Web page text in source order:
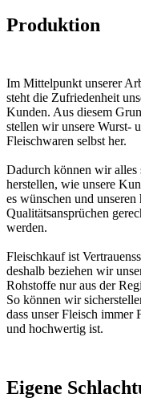
Produktion
Im Mittelpunkt unserer
steht die Zufriedenheit
Kunden. Aus diesem
stellen wir unsere Wurst-
Fleischwaren selbst her.
Dadurch können wir alles
herstellen, wie unsere
es wünschen und unseren
Qualitätsansprüchen
werden.
Fleischkauf ist
deshalb beziehen wir
Rohstoffe nur aus der
So können wir
dass unser Fleisch immer
und hochwertig ist.
Eigene